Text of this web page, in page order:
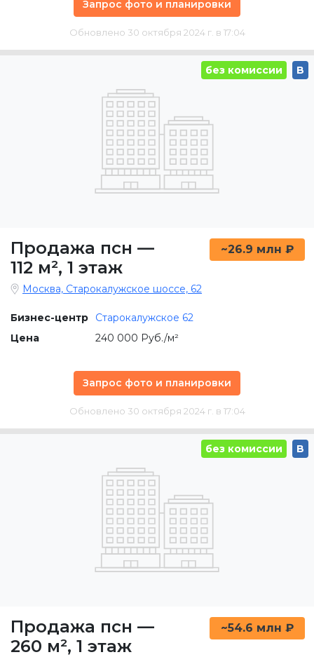
Запрос фото и планировки
Обновлено 30 октября 2024 г. в 17:04
без комиссии B
Продажа псн —
112 м², 1 этаж
~26.9 млн ₽
Москва, Старокалужское шоссе, 62
Бизнес-центр
Старокалужское 62
Цена
240 000 Руб./м²
Запрос фото и планировки
Обновлено 30 октября 2024 г. в 17:04
без комиссии B
Продажа псн —
260 м², 1 этаж
~54.6 млн ₽